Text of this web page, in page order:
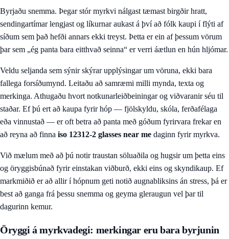
Byrjaðu snemma. Þegar stór myrkvi nálgast tæmast birgðir hratt,
sendingartímar lengjast og líkurnar aukast á því að fólk kaupi í flýti af
síðum sem það hefði annars ekki treyst. Þetta er ein af þessum vörum
þar sem „ég panta bara eitthvað seinna“ er verri áætlun en hún hljómar.
Veldu seljanda sem sýnir skýrar upplýsingar um vöruna, ekki bara
fallega forsíðumynd. Leitaðu að samræmi milli mynda, texta og
merkinga. Athugaðu hvort notkunarleiðbeiningar og viðvaranir séu til
staðar. Ef þú ert að kaupa fyrir hóp — fjölskyldu, skóla, ferðafélaga
eða vinnustað — er oft betra að panta með góðum fyrirvara frekar en
að reyna að finna iso 12312-2 glasses near me daginn fyrir myrkva.
Við mælum með að þú notir traustan söluaðila og hugsir um þetta eins
og öryggisbúnað fyrir einstakan viðburð, ekki eins og skyndikaup. Ef
markmiðið er að allir í hópnum geti notið augnabliksins án stress, þá er
best að ganga frá þessu snemma og geyma gleraugun vel þar til
dagurinn kemur.
Öryggi á myrkvadegi: merkingar eru bara byrjunin